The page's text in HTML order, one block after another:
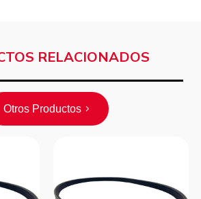
RELACIONADOS
Otros Productos